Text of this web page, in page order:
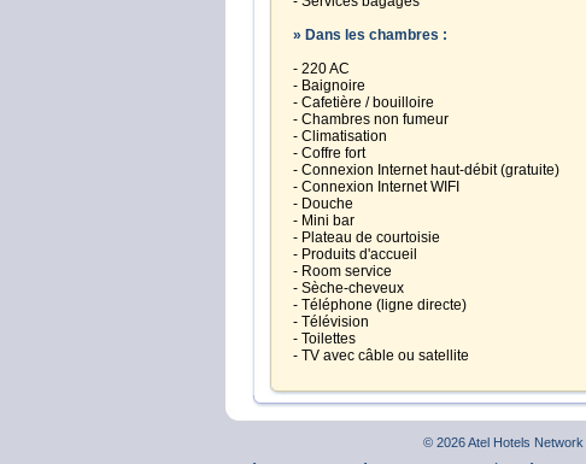
» Dans les chambres :
- 220 AC
- Baignoire
- Cafetière / bouilloire
- Chambres non fumeur
- Climatisation
- Coffre fort
- Connexion Internet haut-débit (gratuite)
- Connexion Internet WIFI
- Douche
- Mini bar
- Plateau de courtoisie
- Produits d'accueil
- Room service
- Sèche-cheveux
- Téléphone (ligne directe)
- Télévision
- Toilettes
- TV avec câble ou satellite
© 2026 Atel Hotels Network